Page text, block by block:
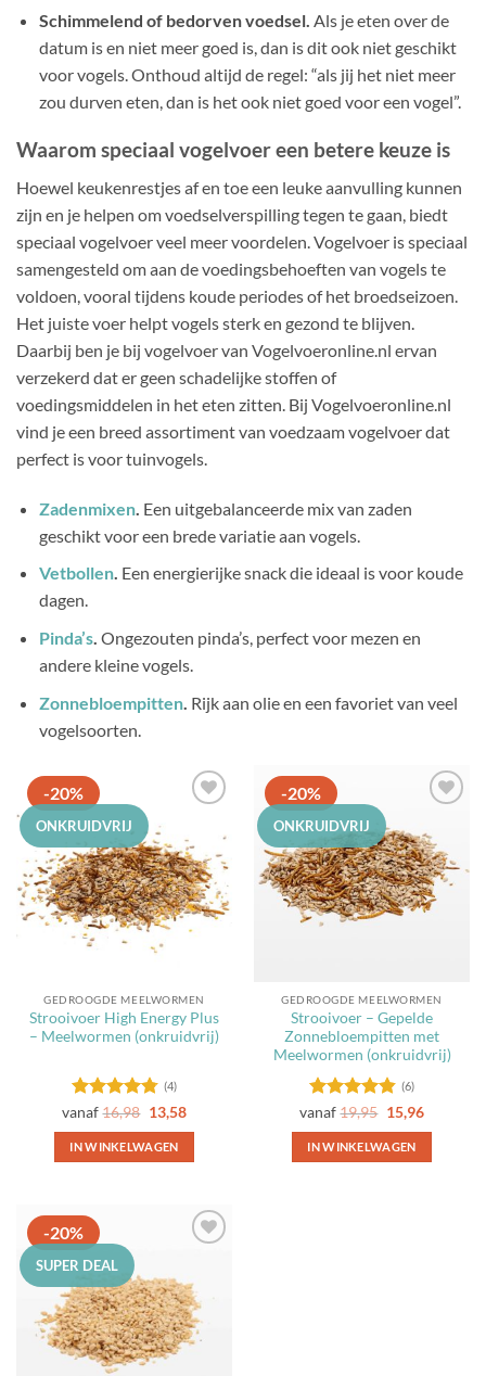
Schimmelend of bedorven voedsel. Als je eten over de
datum is en niet meer goed is, dan is dit ook niet geschikt
voor vogels. Onthoud altijd de regel: “als jij het niet meer
zou durven eten, dan is het ook niet goed voor een vogel”.
Waarom speciaal vogelvoer een betere keuze is
Hoewel keukenrestjes af en toe een leuke aanvulling kunnen
zijn en je helpen om voedselverspilling tegen te gaan, biedt
speciaal vogelvoer veel meer voordelen. Vogelvoer is speciaal
samengesteld om aan de voedingsbehoeften van vogels te
voldoen, vooral tijdens koude periodes of het broedseizoen.
Het juiste voer helpt vogels sterk en gezond te blijven.
Daarbij ben je bij vogelvoer van Vogelvoeronline.nl ervan
verzekerd dat er geen schadelijke stoffen of
voedingsmiddelen in het eten zitten. Bij Vogelvoeronline.nl
vind je een breed assortiment van voedzaam vogelvoer dat
perfect is voor tuinvogels.
Zadenmixen. Een uitgebalanceerde mix van zaden
geschikt voor een brede variatie aan vogels.
Vetbollen. Een energierijke snack die ideaal is voor koude
dagen.
Pinda’s. Ongezouten pinda’s, perfect voor mezen en
andere kleine vogels.
Zonnebloempitten. Rijk aan olie en een favoriet van veel
vogelsoorten.
-20%
ONKRUIDVRIJ
favorieten
GEDROOGDE MEELWORMEN
Strooivoer High Energy Plus
– Meelwormen (onkruidvrij)
Gewaardeerd
4.75uit 5
(4)
vanaf 16,98 13,58
IN WINKELWAGEN
variaties.
Deze
optie
kan
gekozen
-20%
ONKRUIDVRIJ
aan
favorieten
GEDROOGDE MEELWORMEN
Strooivoer – Gepelde
Zonnebloempitten met
Meelwormen (onkruidvrij)
Gewaardeerd
4.83uit 5
(6)
vanaf 19,95 15,96
IN WINKELWAGEN
-20%
SUPER DEAL
favorieten